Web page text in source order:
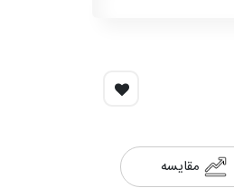
مقایسه